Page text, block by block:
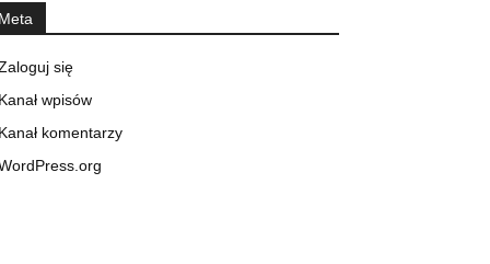
Meta
się
Kanał wpisów
Kanał komentarzy